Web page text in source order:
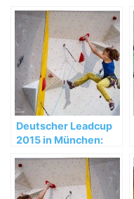
Deutscher Leadcup
2015 in München:
Jan Hojer holen Gold